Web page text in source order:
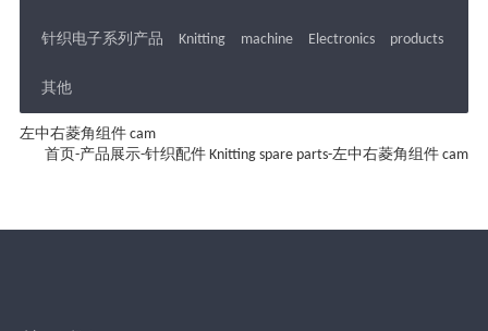
针织电子系列产品 Knitting machine Electronics products
其他
左中右菱角组件 cam
首页-产品展示-针织配件 Knitting spare parts-左中右菱角组件 cam